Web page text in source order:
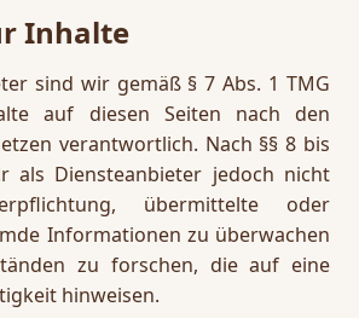
Inhalte
sind wir gemäß § 7 Abs. 1 TMG
auf diesen Seiten nach den
verantwortlich. Nach §§ 8 bis
als Diensteanbieter jedoch nicht
übermittelte oder
Informationen zu überwachen
zu forschen, die auf eine
hinweisen.